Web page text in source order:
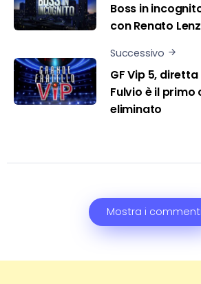
Boss in
con Renato
Successivo
GF Vip 5,
Fulvio è il
eliminato
Mostra i commenti